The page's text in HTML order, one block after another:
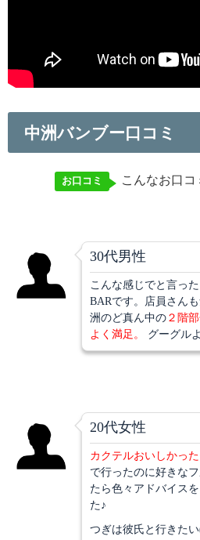
中洲バンブー口コミ
お口コミ こんなお口コ
30代男性
こんな感じでと言っ
BARです。店員さん
洲のど真ん中の２階
よく満足。
グーグル
20代女性
カクテルおいしかっ
で行ったのに好きな
たら色々アドバイス
た♪
つぎは彼氏と行きた